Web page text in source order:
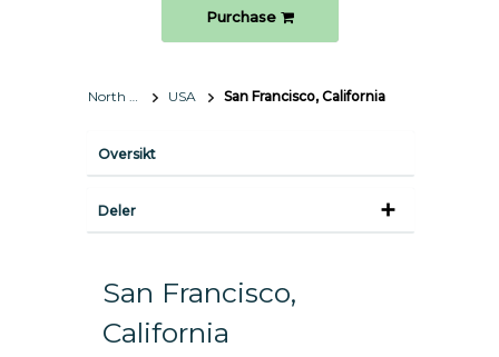
Purchase
North America USA San Francisco, California
Oversikt
Deler
San Francisco,
California